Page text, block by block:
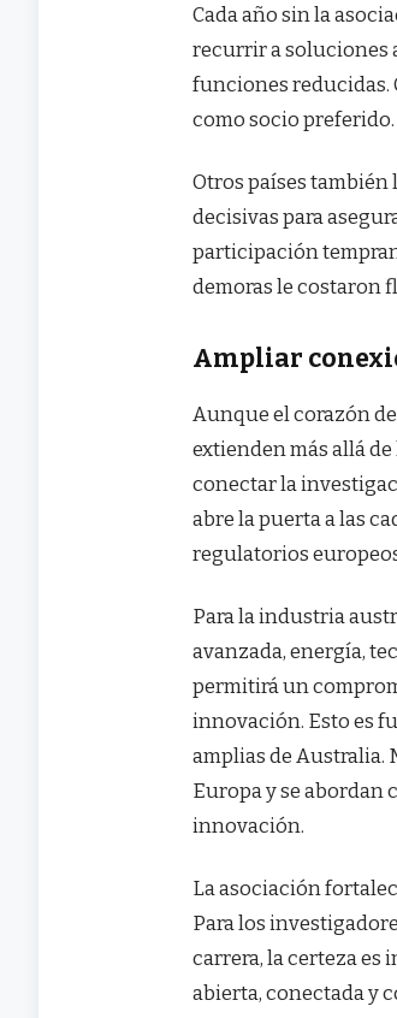
Cada año sin la
recurrir a soluciones
funciones reducidas.
como socio preferido.
Otros países
decisivas para
participación
demoras le costaron
Ampliar
Aunque el corazón
extienden más allá
conectar la
abre la puerta a las
regulatorios
Para la industria
avanzada, energía,
permitirá un
innovación. Esto es
amplias de Australia.
Europa y se abordan
innovación.
La asociación
Para los
carrera, la certeza es
abierta, conectada y